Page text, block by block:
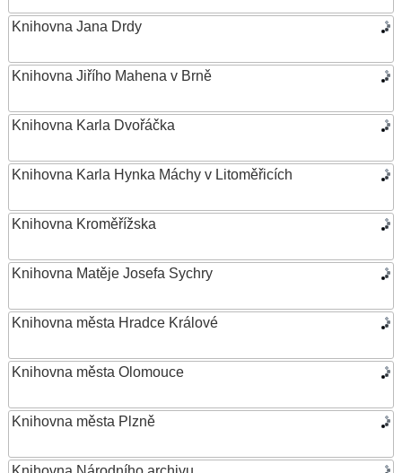
Knihovna Jana Drdy
Knihovna Jiřího Mahena v Brně
Knihovna Karla Dvořáčka
Knihovna Karla Hynka Máchy v Litoměřicích
Knihovna Kroměřížska
Knihovna Matěje Josefa Sychry
Knihovna města Hradce Králové
Knihovna města Olomouce
Knihovna města Plzně